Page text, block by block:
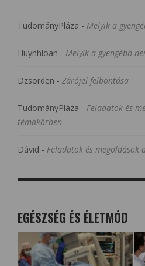
TudományPláza - Melyik a
Huynhloan - Melyik a gyengébb
Dzsorden - Zárójel felbontása
TudományPláza - Feladatok és
témakörben
Dávid - Feladatok és megoldások
EGÉSZSÉG ÉS ÉLETMÓD